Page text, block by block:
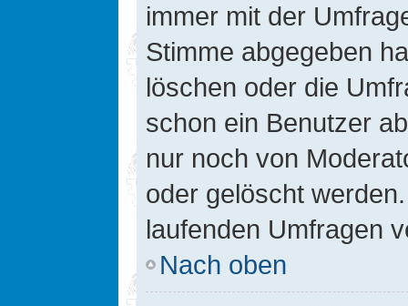
immer mit der
Stimme abgegeben
löschen oder die
schon ein Benutzer
nur noch von
oder gelöscht
laufenden Umfragen
Nach oben